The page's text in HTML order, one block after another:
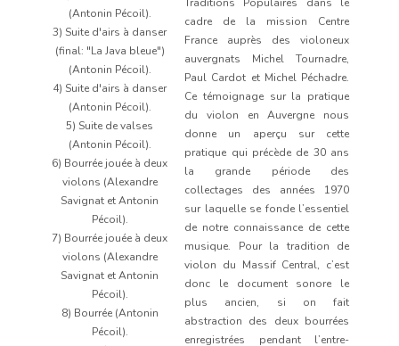
(Antonin Pécoil).
3) Suite d'airs à danser
(final: "La Java bleue")
(Antonin Pécoil).
4) Suite d'airs à danser
(Antonin Pécoil).
5) Suite de valses
(Antonin Pécoil).
6) Bourrée jouée à deux
violons (Alexandre
Savignat et Antonin
Pécoil).
7) Bourrée jouée à deux
violons (Alexandre
Savignat et Antonin
Pécoil).
8) Bourrée (Antonin
Pécoil).
cadre de la mission Centre
France auprès des violoneux
auvergnats Michel Tournadre,
Paul Cardot et Michel Péchadre.
Ce témoignage sur la pratique
du violon en Auvergne nous
donne un aperçu sur cette
pratique qui précède de 30 ans
la grande période des
collectages des années 1970
sur laquelle se fonde l’essentiel
de notre connaissance de cette
musique. Pour la tradition de
violon du Massif Central, c’est
donc le document sonore le
plus ancien, si on fait
abstraction des deux bourrées
enregistrées pendant l’entre-